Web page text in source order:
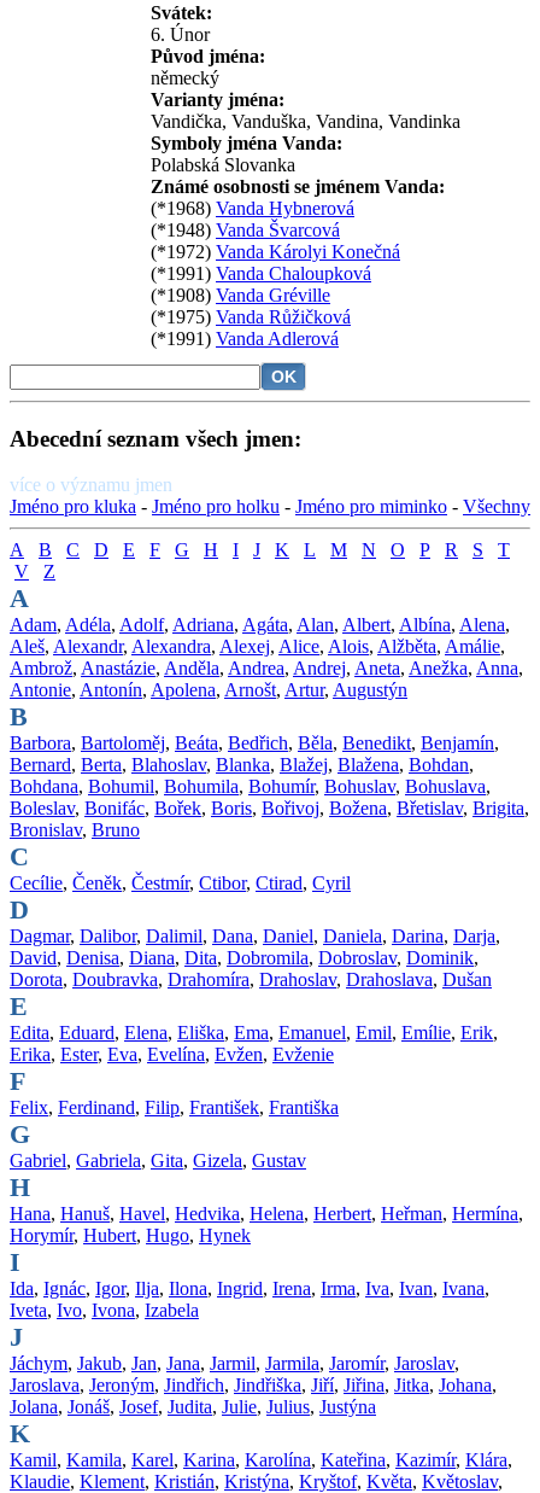
Svátek:
6. Únor
Původ jména:
německý
Varianty jména:
Vandička, Vanduška, Vandina, Vandinka
Symboly jména Vanda:
Polabská Slovanka
Známé osobnosti se jménem Vanda:
(*1968) Vanda Hybnerová
(*1948) Vanda Švarcová
(*1972) Vanda Károlyi Konečná
(*1991) Vanda Chaloupková
(*1908) Vanda Gréville
(*1975) Vanda Růžičková
(*1991) Vanda Adlerová
Abecední seznam všech jmen:
více o významu jmen
Jméno pro kluka - Jméno pro holku - Jméno pro miminko - Všechny
A B C D E F G H I J K L M N O P R S
T
V
Z
A
Adam, Adéla, Adolf, Adriana, Agáta, Alan, Albert, Albína, Alena,
Aleš, Alexandr, Alexandra, Alexej, Alice, Alois, Alžběta, Amálie,
Ambrož, Anastázie, Anděla, Andrea, Andrej, Aneta, Anežka, Anna,
Antonie, Antonín, Apolena, Arnošt, Artur, Augustýn
B
Barbora, Bartoloměj, Beáta, Bedřich, Běla, Benedikt, Benjamín,
Bernard, Berta, Blahoslav, Blanka, Blažej, Blažena, Bohdan,
Bohdana, Bohumil, Bohumila, Bohumír, Bohuslav, Bohuslava,
Boleslav, Bonifác, Bořek, Boris, Bořivoj, Božena, Břetislav, Brigita,
Bronislav, Bruno
C
Cecílie, Čeněk, Čestmír, Ctibor, Ctirad, Cyril
D
Dagmar, Dalibor, Dalimil, Dana, Daniel, Daniela, Darina, Darja,
David, Denisa, Diana, Dita, Dobromila, Dobroslav, Dominik,
Dorota, Doubravka, Drahomíra, Drahoslav, Drahoslava, Dušan
E
Edita, Eduard, Elena, Eliška, Ema, Emanuel, Emil, Emílie, Erik,
Erika, Ester, Eva, Evelína, Evžen, Evženie
F
Felix, Ferdinand, Filip, František, Františka
G
Gabriel, Gabriela, Gita, Gizela, Gustav
H
Hana, Hanuš, Havel, Hedvika, Helena, Herbert, Heřman, Hermína,
Horymír, Hubert, Hugo, Hynek
I
Ida, Ignác, Igor, Ilja, Ilona, Ingrid, Irena, Irma, Iva, Ivan, Ivana,
Iveta, Ivo, Ivona, Izabela
J
Jáchym, Jakub, Jan, Jana, Jarmil, Jarmila, Jaromír, Jaroslav,
Jaroslava, Jeroným, Jindřich, Jindřiška, Jiří, Jiřina, Jitka, Johana,
Jolana, Jonáš, Josef, Judita, Julie, Julius, Justýna
K
Kamil, Kamila, Karel, Karina, Karolína, Kateřina, Kazimír, Klára,
Klaudie, Klement, Kristián, Kristýna, Kryštof, Květa, Květoslav,